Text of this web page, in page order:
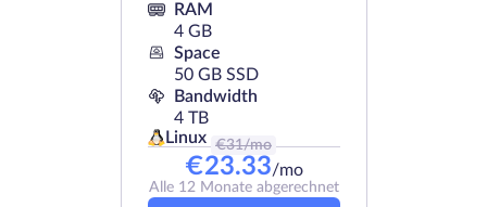
RAM
4 GB
Space
50 GB SSD
Bandwidth
4 TB
Linux
€31/mo
€23.33/mo
Alle 12 Monate abgerechnet